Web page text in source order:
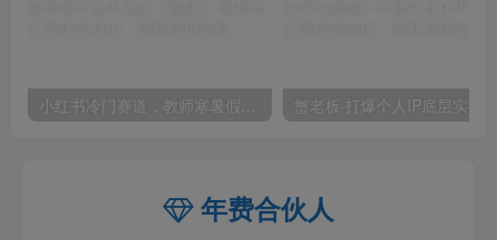
小红书冷门赛道，教师寒暑假项目，多种连环套的变现方式，还能矩阵操作放大收益【揭秘】
年费合伙人